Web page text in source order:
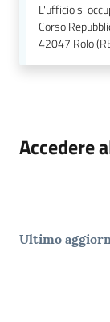
L'ufficio si
Corso
42047 Rolo
Accedere
Ultimo